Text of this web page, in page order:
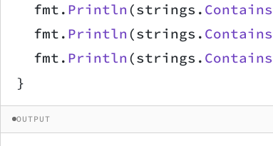
	fmt.
Println (strings.
	fmt.
Println (strings.
	fmt.
Println (strings.
}
OUTPUT